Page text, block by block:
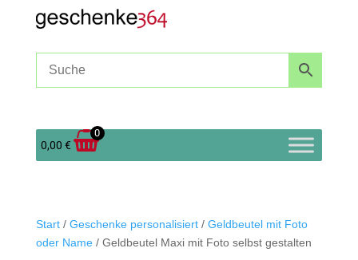
0,00 €
0
Start/ Geschenke personalisiert/ Geldbeutel mit Foto
oder Name/ Geldbeutel Maxi mit Foto selbst gestalten